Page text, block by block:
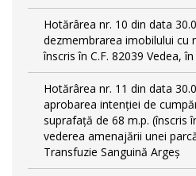
Hotărârea nr. 10 din data
dezmembrarea imobilului cu
înscris în C.F. 82039 Vedea,
Hotărârea nr. 11 din data
aprobarea intenției de
suprafață de 68 m.p. (înscris
vederea amenajării unei
Transfuzie Sanguină Argeș